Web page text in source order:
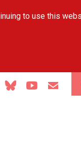
to use this